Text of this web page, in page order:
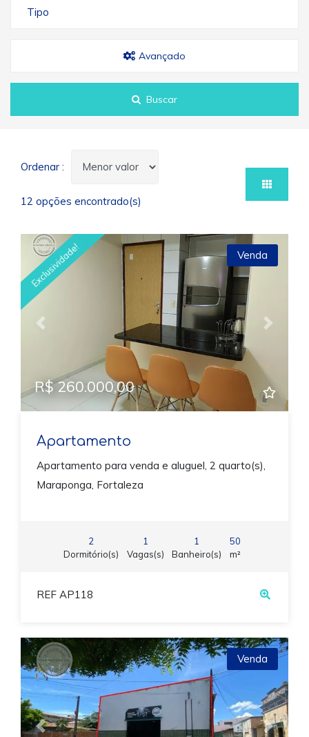
Tipo
Avançado
Buscar
Ordenar :
12 opções encontrado(s)
Previous Next
Exclusividade! Venda
R$ 260.000,00
Apartamento
Apartamento para venda e aluguel, 2 quarto(s),
Maraponga, Fortaleza
2
Dormitório(s)
1
Vagas(s)
1
Banheiro(s)
50
m²
REF AP118
Previous Next
Venda